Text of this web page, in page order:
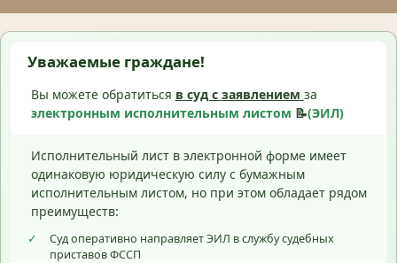
Уважаемые граждане!
Вы можете обратиться в суд с заявлением за
электронным исполнительным листом 📝(ЭИЛ)
Исполнительный лист в электронной форме имеет
одинаковую юридическую силу с бумажным
исполнительным листом, но при этом обладает рядом
преимуществ:
✓
Суд оперативно направляет ЭИЛ в службу судебных
приставов ФССП